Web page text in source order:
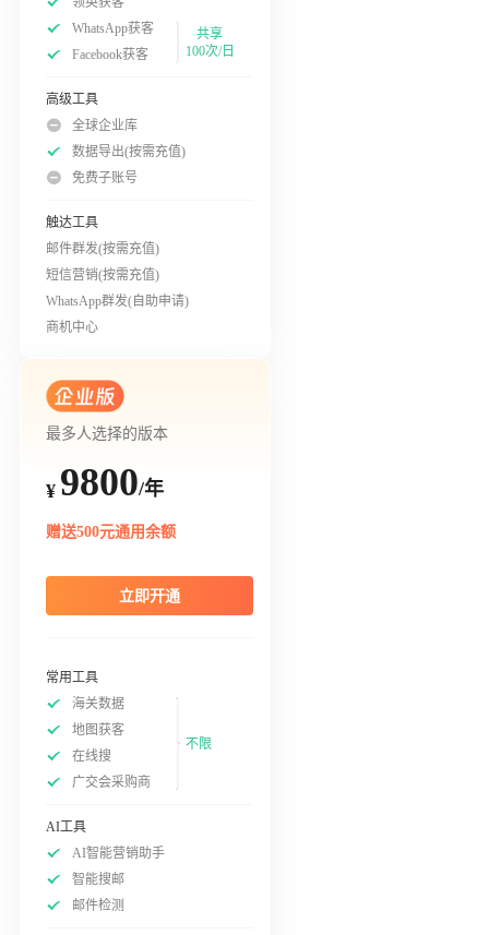
WhatsApp获客
Facebook获客
共享
100次/日
高级工具
全球企业库
数据导出(按需充值)
免费子账号
触达工具
邮件群发(按需充值)
短信营销(按需充值)
WhatsApp群发(自助申请)
商机中心
最多人选择的版本
¥ 9800/年
赠送500元通用余额
立即开通
常用工具
海关数据
地图获客
在线搜
广交会采购商
不限
AI工具
AI智能营销助手
智能搜邮
邮件检测